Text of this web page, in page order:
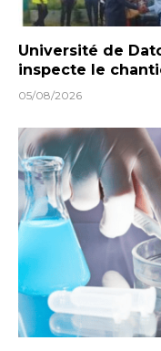
Université de
inspecte le
05/08/2026